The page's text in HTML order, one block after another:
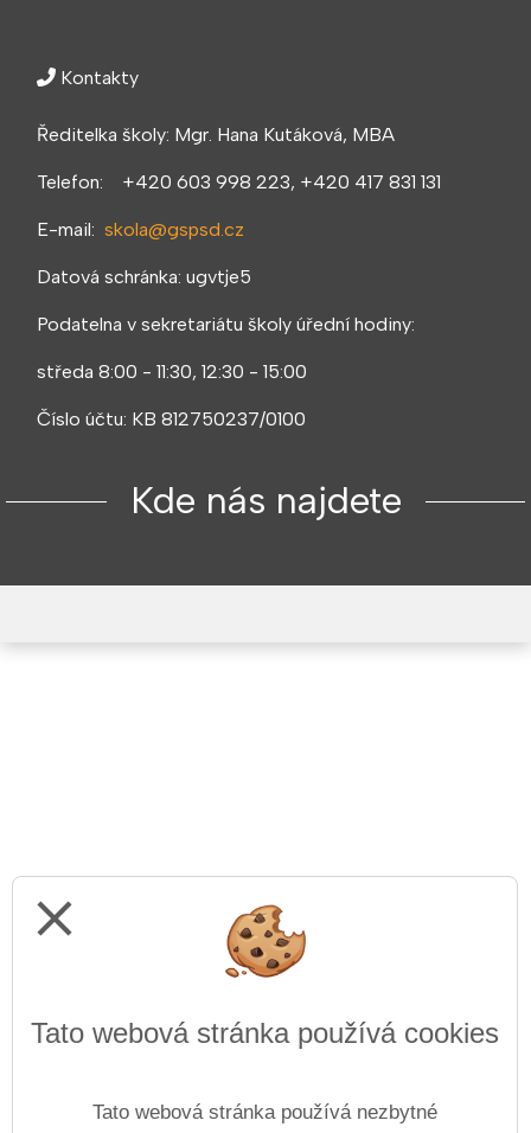
Kontakty
Ředitelka školy: Mgr. Hana Kutáková, MBA
Telefon: +420 603 998 223, +420 417 831 131
E-mail: skola@gspsd.cz
Datová schránka: ugvtje5
Podatelna v sekretariátu školy úřední hodiny:
středa 8:00 - 11:30, 12:30 - 15:00
Číslo účtu: KB 812750237/0100
Kde nás najdete
close
Tato webová stránka používá cookies
Tato webová stránka používá nezbytné